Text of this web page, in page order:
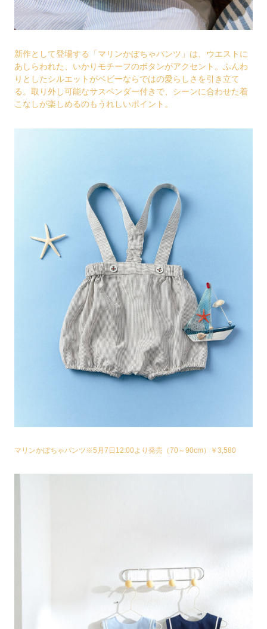
新作として登場する「マリンかぼちゃパンツ」は、ウエストに
あしらわれた、いかりモチーフのボタンがアクセント。ふんわ
りとしたシルエットがベビーならではの愛らしさを引き立て
る。取り外し可能なサスペンダー付きで、シーンに合わせた着
こなしが楽しめるのもうれしいポイント。
マリンかぼちゃパンツ※5月7日12:00より発売（70～90cm）￥3,580